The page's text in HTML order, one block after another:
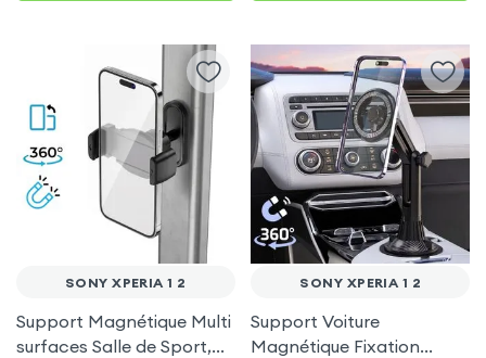
SONY XPERIA 1 2
Support Magnétique Multi
surfaces Salle de Sport,
SONY XPERIA 1 2
Support Voiture
Magnétique Fixation